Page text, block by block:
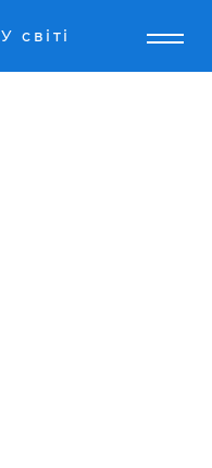
У світі